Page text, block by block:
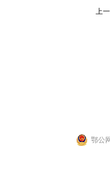
上
鄂公